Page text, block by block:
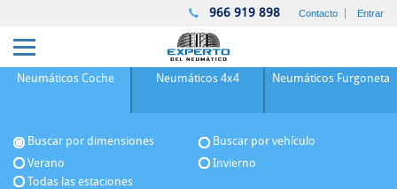
966 919 898 Contacto Entrar
Neumáticos Coche Neumáticos 4x4 Neumáticos Furgoneta
Buscar por dimensiones
Buscar por vehículo
Verano
Invierno
Todas las estaciones